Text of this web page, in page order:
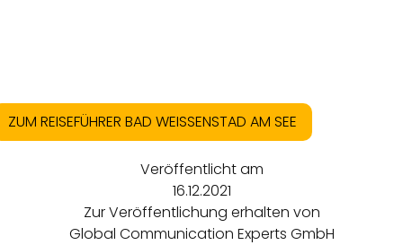
ZUM REISEFÜHRER BAD WEISSENSTAD AM SEE
Veröffentlicht am
16.12.2021
Zur Veröffentlichung erhalten von
Global Communication Experts GmbH